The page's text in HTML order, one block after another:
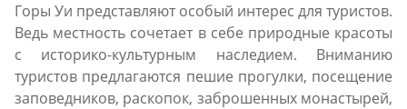
Горы Уи представляют особый интерес для туристов.
Ведь местность сочетает в себе природные красоты
с историко-культурным наследием. Вниманию
туристов предлагаются пешие прогулки, посещение
заповедников, раскопок, заброшенных монастырей,